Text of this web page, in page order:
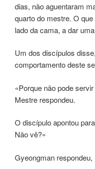
dias, não aguentaram
quarto do mestre. O
lado da cama, a dar
Um dos discípulos
comportamento deste
«Porque não pode
Mestre respondeu.
O discípulo apontou
Não vê?»
Gyeongman